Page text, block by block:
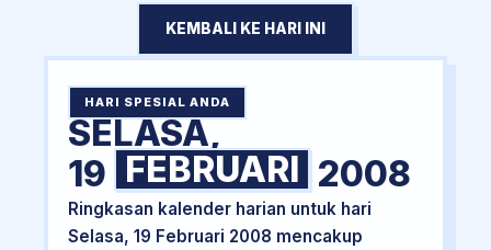
KEMBALI KE HARI INI
HARI SPESIAL ANDA
SELASA,
19 FEBRUARI 2008
Ringkasan kalender harian untuk hari
Selasa, 19 Februari 2008 mencakup